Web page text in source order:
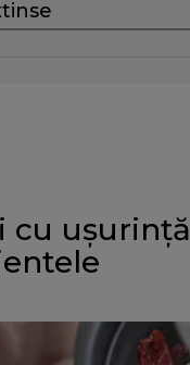
cu ușurință